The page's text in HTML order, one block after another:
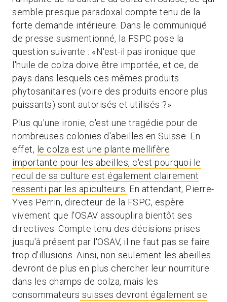
semble presque paradoxal compte tenu de la
forte demande intérieure. Dans le communiqué
de presse susmentionné, la FSPC pose la
question suivante : «N'est-il pas ironique que
l'huile de colza doive être importée, et ce, de
pays dans lesquels ces mêmes produits
phytosanitaires (voire des produits encore plus
puissants) sont autorisés et utilisés ?»
Plus qu'une ironie, c'est une tragédie pour de
nombreuses colonies d'abeilles en Suisse. En
effet, le colza est une plante mellifère
importante pour les abeilles, c'est pourquoi le
recul de sa culture est également clairement
ressenti par les apiculteurs. En attendant, Pierre-
Yves Perrin, directeur de la FSPC, espère
vivement que l'OSAV assouplira bientôt ses
directives. Compte tenu des décisions prises
jusqu'à présent par l'OSAV, il ne faut pas se faire
trop d'illusions. Ainsi, non seulement les abeilles
devront de plus en plus chercher leur nourriture
dans les champs de colza, mais les
consommateurs suisses devront également se